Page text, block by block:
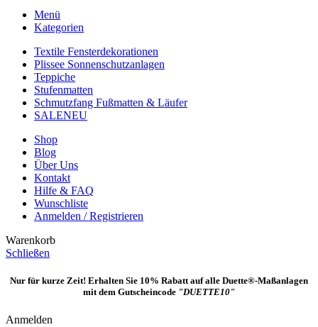
Menü
Kategorien
Textile Fensterdekorationen
Plissee Sonnenschutzanlagen
Teppiche
Stufenmatten
Schmutzfang Fußmatten & Läufer
SALENEU
Shop
Blog
Über Uns
Kontakt
Hilfe & FAQ
Wunschliste
Anmelden / Registrieren
Warenkorb
Schließen
Nur für kurze Zeit! Erhalten Sie 10% Rabatt auf alle Duette®-Maßanlagen
mit dem Gutscheincode "DUETTE10"
Anmelden